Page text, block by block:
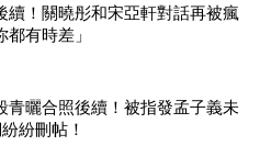
續！關曉彤和宋亞軒對話再被瘋
有時差」
青曬合照後續！被指發孟子義未
紛刪帖！